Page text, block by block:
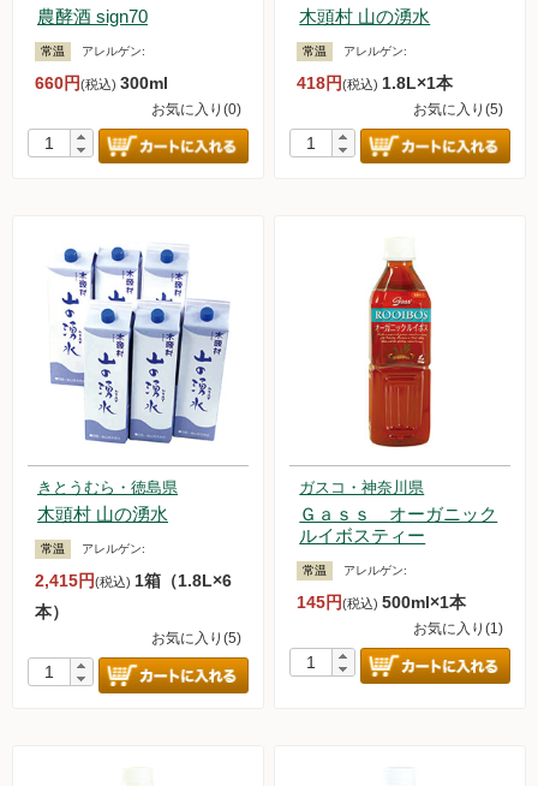
農酵酒 sign70
常温 アレルゲン:
660円(税込) 300ml
お気に入り(0)
木頭村 山の湧水
常温 アレルゲン:
418円(税込) 1.8L×1本
お気に入り(5)
きとうむら・徳島県
木頭村 山の湧水
常温 アレルゲン:
2,415円(税込) 1箱（1.8L×6
本）
お気に入り(5)
ガスコ・神奈川県
Ｇａｓｓ オーガニック
ルイボスティー
常温 アレルゲン:
145円(税込)500ml×1本
お気に入り(1)